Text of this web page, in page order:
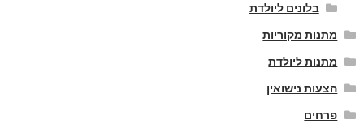
בלונים ליולדת
מתנות מקוריות
מתנות ליולדת
הצעות נישואין
פרחים